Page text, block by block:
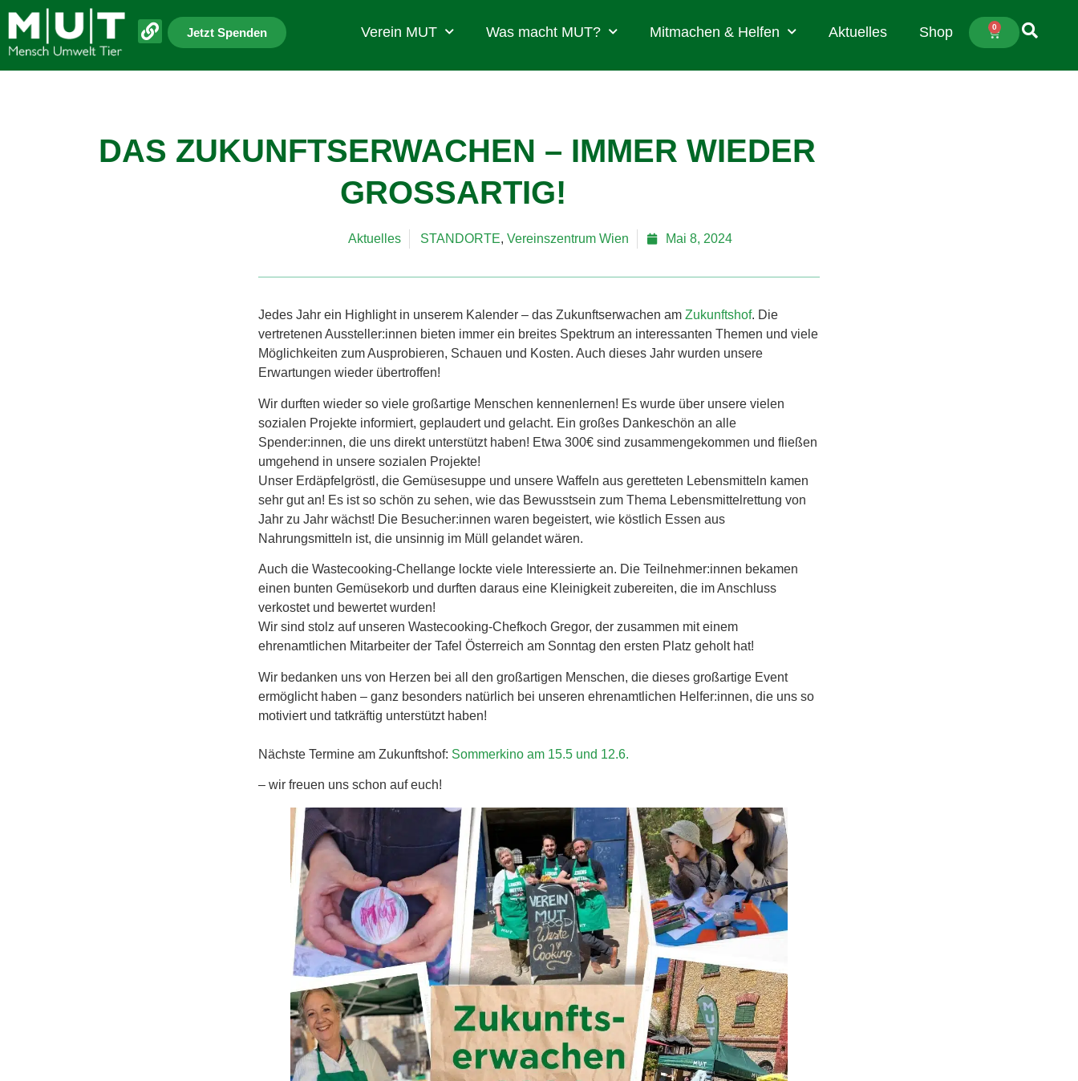
Jetzt Spenden Verein MUT Was macht MUT? Mitmachen & Helfen Aktuelles Shop 0
DAS ZUKUNFTSERWACHEN – IMMER WIEDER
GROSSARTIG!
Aktuelles STANDORTE, Vereinszentrum Wien Mai 8, 2024
Jedes Jahr ein Highlight in unserem Kalender – das Zukunftserwachen am Zukunftshof. Die
vertretenen Aussteller:innen bieten immer ein breites Spektrum an interessanten Themen und viele
Möglichkeiten zum Ausprobieren, Schauen und Kosten. Auch dieses Jahr wurden unsere
Erwartungen wieder übertroffen!
Wir durften wieder so viele großartige Menschen kennenlernen! Es wurde über unsere vielen
sozialen Projekte informiert, geplaudert und gelacht. Ein großes Dankeschön an alle
Spender:innen, die uns direkt unterstützt haben! Etwa 300€ sind zusammengekommen und fließen
umgehend in unsere sozialen Projekte!
Unser Erdäpfelgröstl, die Gemüsesuppe und unsere Waffeln aus geretteten Lebensmitteln kamen
sehr gut an! Es ist so schön zu sehen, wie das Bewusstsein zum Thema Lebensmittelrettung von
Jahr zu Jahr wächst! Die Besucher:innen waren begeistert, wie köstlich Essen aus
Nahrungsmitteln ist, die unsinnig im Müll gelandet wären.
Auch die Wastecooking-Chellange lockte viele Interessierte an. Die Teilnehmer:innen bekamen
einen bunten Gemüsekorb und durften daraus eine Kleinigkeit zubereiten, die im Anschluss
verkostet und bewertet wurden!
Wir sind stolz auf unseren Wastecooking-Chefkoch Gregor, der zusammen mit einem
ehrenamtlichen Mitarbeiter der Tafel Österreich am Sonntag den ersten Platz geholt hat!
Wir bedanken uns von Herzen bei all den großartigen Menschen, die dieses großartige Event
ermöglicht haben – ganz besonders natürlich bei unseren ehrenamtlichen Helfer:innen, die uns so
motiviert und tatkräftig unterstützt haben!
Nächste Termine am Zukunftshof: Sommerkino am 15.5 und 12.6.
– wir freuen uns schon auf euch!